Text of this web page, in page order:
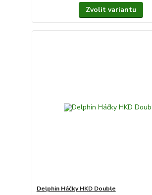
Zvolit variantu
Delphin Háčky HKD Double